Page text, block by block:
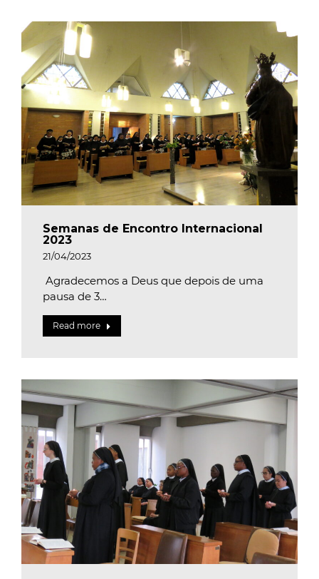
Semanas de Encontro Internacional
2023
21/04/2023
Agradecemos a Deus que depois de uma
pausa de 3…
Read more